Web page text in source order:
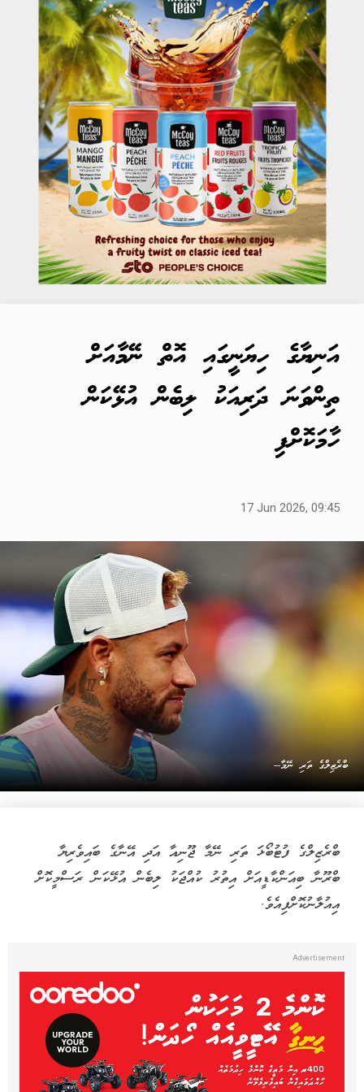
އަނިޔާގެ ހިޔަނީގައި އޮތް ނޭމާއަށް
ތިންވަނަ ދަރިއަކު ލިބެން އުޅޭކަން
ހާމަކޮށްފި
17 Jun 2026, 09:45
ބްރެޒިލްގެ ތަރި ނޭމާ--
ބްރެޒިލްގެ ފުޓުބޯޅަ ތަރި ނޭމާ ޖޫނިއާ އަދި އޭނާގެ ބައިވެރިޔާ
ބްރޫނާ ބިއަންކާޑީއަށް އިތުރު ކުއްޖަކު ލިބެން އުޅޭކަން ރަސްމީކޮށް
އިއުލާނުކޮށްފިއެވެ.